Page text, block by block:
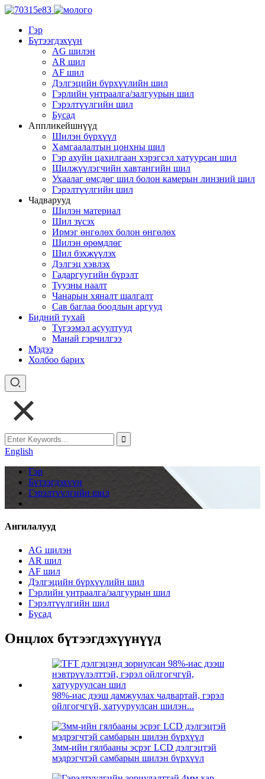
Гэр
Бүтээгдэхүүн
AG шилэн
AR шил
AF шил
Дэлгэцийн бүрхүүлийн шил
Гэрлийн унтраалга/залгуурын шил
Гэрэлтүүлгийн шил
Бусад
Аппликейшнүүд
Шилэн бүрхүүл
Хамгаалалтын цонхны шил
Гэр ахуйн цахилгаан хэрэгсэл хатуурсан шил
Шилжүүлэгчийн хавтангийн шил
Ухаалаг өмсдөг шил болон камерын линзний шил
Гэрэлтүүлгийн шил
Чадварууд
Шилэн материал
Шил зүсэх
Ирмэг өнгөлөх болон өнгөлөх
Шилэн өрөмдлөг
Шил бэхжүүлэх
Дэлгэц хэвлэх
Гадаргуугийн бүрэлт
Туузны наалт
Чанарын хяналт шалгалт
Сав баглаа боодлын аргууд
Бидний тухай
Түгээмэл асуултууд
Манай гэрчилгээ
Мэдээ
Холбоо барих
English
Гэр
Бүтээгдэхүүн
Гэрэлтүүлгийн шил
Ангилалууд
AG шилэн
AR шил
AF шил
Дэлгэцийн бүрхүүлийн шил
Гэрлийн унтраалга/залгуурын шил
Гэрэлтүүлгийн шил
Бусад
Онцлох бүтээгдэхүүнүүд
98%-иас дээш дамжуулах чадвартай, гэрэл
ойлгогчгүй, хатууруулсан шилэн...
3мм-ийн гялбааны эсрэг LCD дэлгэцтэй
мэдрэгчтэй самбарын шилэн бүрхүүл